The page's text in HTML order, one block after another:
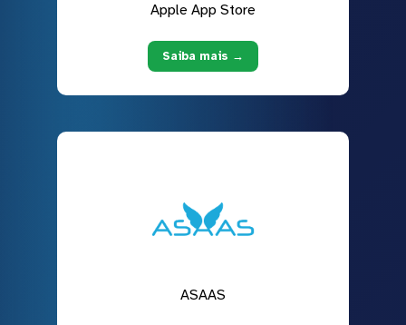
Apple App Store
Saiba mais →
ASAAS